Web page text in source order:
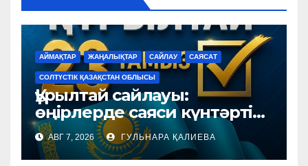
АЙМАҚТАР ЖАҢАЛЫҚТАР САЙЛАУ САЯСАТ
СОЛТҮСТІК ҚАЗАҚСТАН ОБЛЫСЫ
Құрылтай сайлауы:
өңірлерде саяси күнтәртібі
қалай түзіледі?
АВГ 7, 2026 ГУЛЬНАРА ҚАЛИЕВА